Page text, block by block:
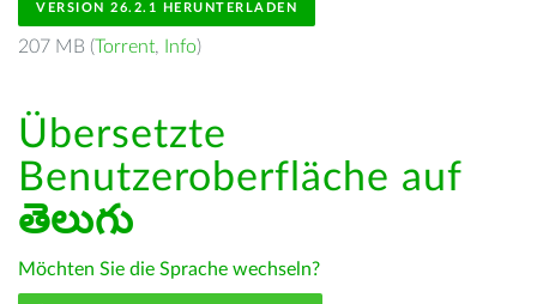
VERSION 26.2.1 HERUNTERLADEN
207 MB (Torrent, Info)
Übersetzte
Benutzeroberfläche auf
తెలుగు
Möchten Sie die Sprache wechseln?